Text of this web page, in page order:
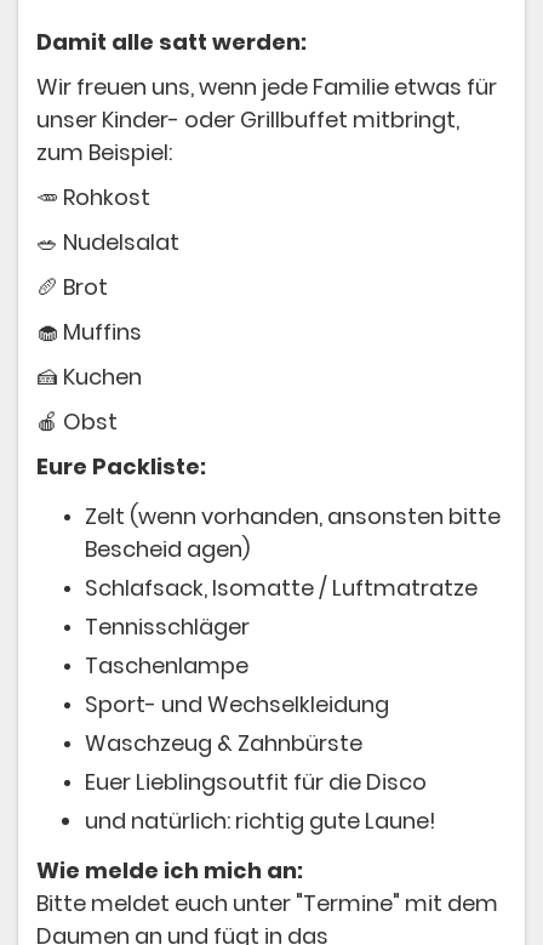
Damit alle satt werden:
Wir freuen uns, wenn jede Familie etwas für
unser Kinder- oder Grillbuffet mitbringt,
zum Beispiel:
🥕 Rohkost
🥗 Nudelsalat
🥖 Brot
🧁 Muffins
🍰 Kuchen
🍎 Obst
Eure Packliste:
Zelt (wenn vorhanden, ansonsten bitte
Bescheid agen)
Schlafsack, Isomatte / Luftmatratze
Tennisschläger
Taschenlampe
Sport- und Wechselkleidung
Waschzeug & Zahnbürste
Euer Lieblingsoutfit für die Disco
und natürlich: richtig gute Laune!
Wie melde ich mich an:
Bitte meldet euch unter "Termine" mit dem
Daumen an und fügt in das